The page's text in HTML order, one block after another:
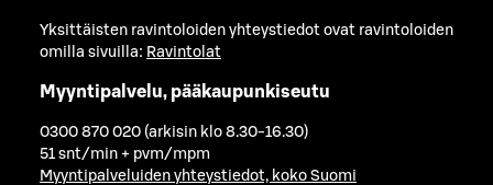
Yksittäisten ravintoloiden yhteystiedot ovat ravintoloiden
omilla sivuilla: Ravintolat
Myyntipalvelu, pääkaupunkiseutu
0300 870 020 (arkisin klo 8.30-16.30)
51 snt/min + pvm/mpm
Myyntipalveluiden yhteystiedot, koko Suomi